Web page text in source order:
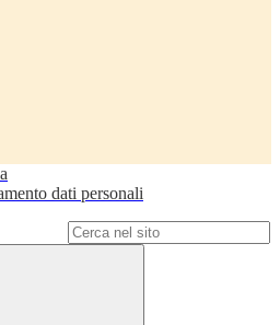
dati personali